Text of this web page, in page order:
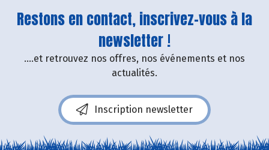
Restons en contact, inscrivez-vous à la
newsletter !
....et retrouvez nos offres, nos événements et nos
actualités.
Inscription newsletter